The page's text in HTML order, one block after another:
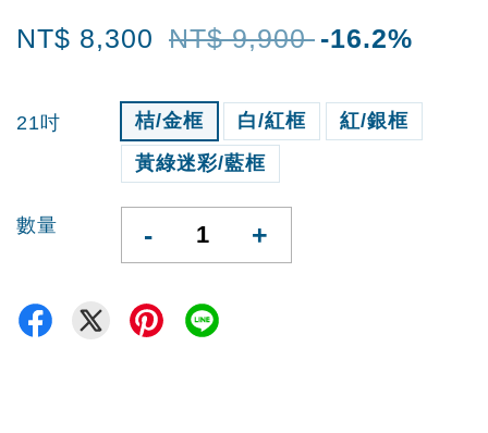
NT$ 8,300 NT$ 9,900 -16.2%
21吋 桔/金框 白/紅框
紅/銀框
黃綠迷彩/藍框
數量 - +